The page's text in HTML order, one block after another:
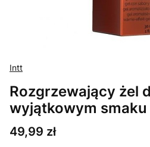
Intt
Rozgrzewający żel
wyjątkowym
Cena
49,99 zł